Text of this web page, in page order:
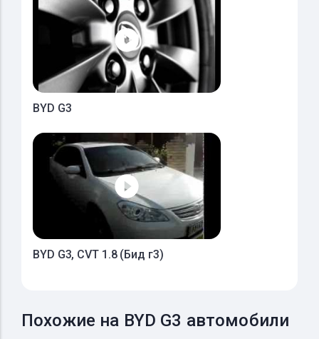
BYD G3
BYD G3, CVT 1.8 (Бид г3)
Похожие на BYD G3 автомобили